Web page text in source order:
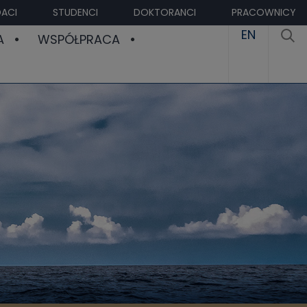
STUDENCI DOKTORANCI PRACOWNICY
WSPÓŁPRACA EN